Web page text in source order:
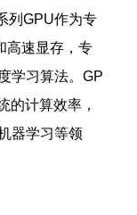
列GPU作为专
高速显存，专
学习算法。GP
的计算效率，
器学习等领